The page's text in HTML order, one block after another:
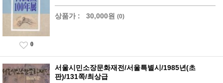
상품가 : 30,000원 (0)
0
서울시민소장문화재전/서울특별시/1985년(초
판)/131쪽/최상급